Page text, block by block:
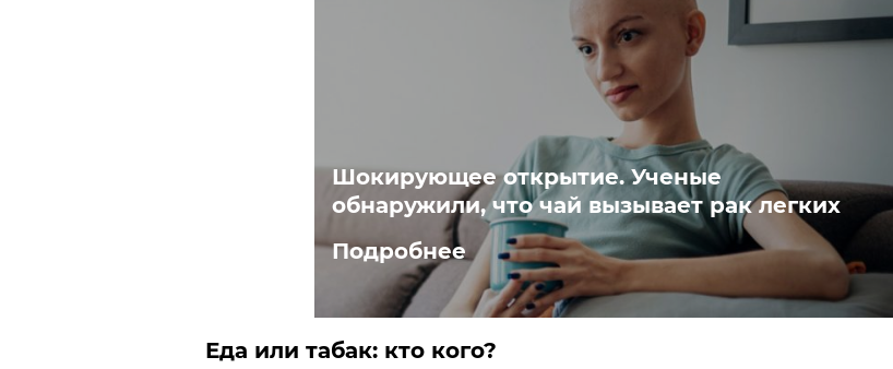
Шокирующее открытие. Ученые
обнаружили, что чай вызывает рак легких
Подробнее
Еда или табак: кто кого?